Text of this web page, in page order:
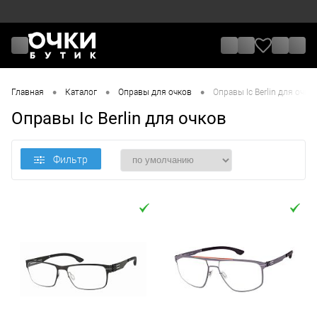
Главная • Каталог • Оправы для очков • Оправы Ic Berlin для
Оправы Ic Berlin для очков
Цена
Назначение / Пол
Фильтр